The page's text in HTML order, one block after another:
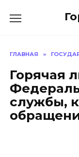
ГЛАВНАЯ »
Горячая
службы,